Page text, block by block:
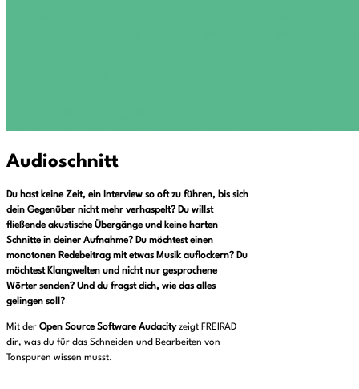
Audioschnitt
Du hast keine Zeit, ein Interview so oft zu führen, bis sich
dein Gegenüber nicht mehr verhaspelt? Du willst
fließende akustische Übergänge und keine harten
Schnitte in deiner Aufnahme? Du möchtest einen
monotonen Redebeitrag mit etwas Musik auflockern? Du
möchtest Klangwelten und nicht nur gesprochene
Wörter senden? Und du fragst dich, wie das alles
gelingen soll?
Mit der Open Source Software Audacityzeigt FREIRAD
dir, was du für das Schneiden und Bearbeiten von
Tonspuren wissen musst.